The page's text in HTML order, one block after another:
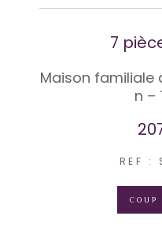
7
Maison familiale
n –
REF :
COUP